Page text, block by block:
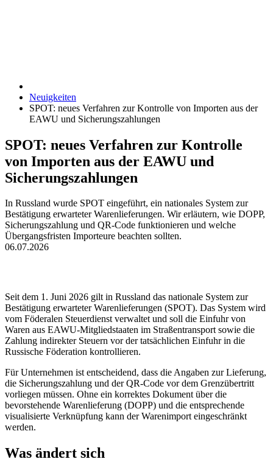
Neuigkeiten
SPOT: neues Verfahren zur Kontrolle von Importen aus der
EAWU und Sicherungszahlungen
SPOT: neues Verfahren zur Kontrolle
von Importen aus der EAWU und
Sicherungszahlungen
In Russland wurde SPOT eingeführt, ein nationales System zur
Bestätigung erwarteter Warenlieferungen. Wir erläutern, wie DOPP,
Sicherungszahlung und QR-Code funktionieren und welche
Übergangsfristen Importeure beachten sollten.
06.07.2026
Seit dem 1. Juni 2026 gilt in Russland das nationale System zur
Bestätigung erwarteter Warenlieferungen (SPOT). Das System wird
vom Föderalen Steuerdienst verwaltet und soll die Einfuhr von
Waren aus EAWU-Mitgliedstaaten im Straßentransport sowie die
Zahlung indirekter Steuern vor der tatsächlichen Einfuhr in die
Russische Föderation kontrollieren.
Für Unternehmen ist entscheidend, dass die Angaben zur Lieferung,
die Sicherungszahlung und der QR-Code vor dem Grenzübertritt
vorliegen müssen. Ohne ein korrektes Dokument über die
bevorstehende Warenlieferung (DOPP) und die entsprechende
visualisierte Verknüpfung kann der Warenimport eingeschränkt
werden.
Was ändert sich